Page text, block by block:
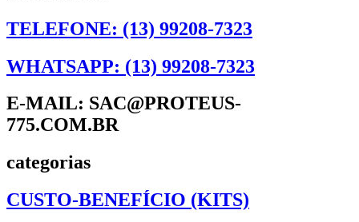
TELEFONE: (13) 99208-7323
WHATSAPP: (13) 99208-7323
E-MAIL: SAC@PROTEUS-
775.COM.BR
categorias
CUSTO-BENEFÍCIO (KITS)